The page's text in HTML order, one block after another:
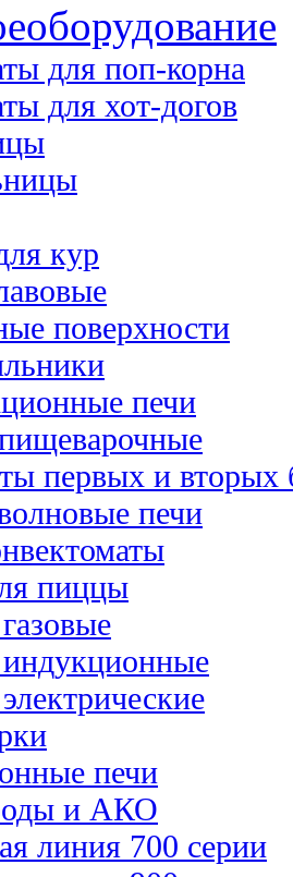
оборудование
для поп-корна
для хот-догов
кур
поверхности
печи
первых и вторых
печи
пиццы
печи
и АКО
линия 700 серии